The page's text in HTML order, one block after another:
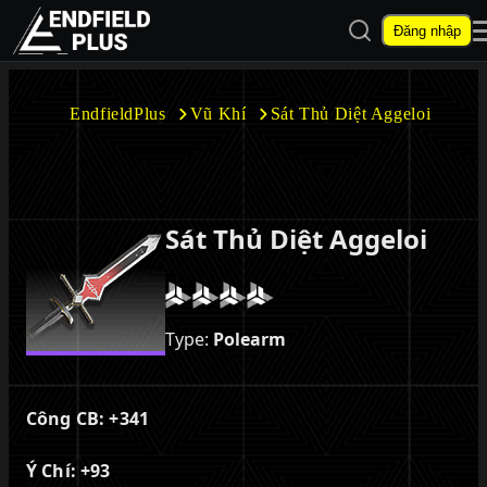
EndfieldPlus
menu con
Mở tìm kiếmĐăng nhập
EndfieldPlus Vũ Khí Sát Thủ Diệt Aggeloi
Sát Thủ Diệt Aggeloi
Type: Polearm
Công CB: +341
Ý Chí: +93